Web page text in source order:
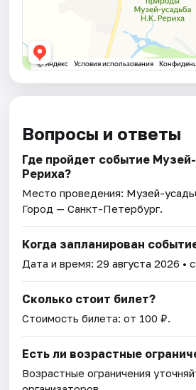
Вопросы и ответы
Где пройдет событие
Рериха?
Место проведения: Музей-
Город — Санкт-Петербург.
Когда запланирован
Дата и время:29 августа 2026 •
Сколько стоит билет?
Стоимость билета: от 100 ₽.
Есть ли возрастные
Возрастные ограничения